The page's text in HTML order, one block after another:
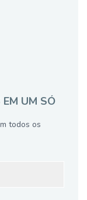
EM UM SÓ
todos os